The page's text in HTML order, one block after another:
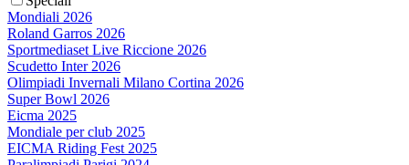
Mondiali 2026
Roland Garros 2026
Sportmediaset Live Riccione 2026
Scudetto Inter 2026
Olimpiadi Invernali Milano Cortina 2026
Super Bowl 2026
Eicma 2025
Mondiale per club 2025
EICMA Riding Fest 2025